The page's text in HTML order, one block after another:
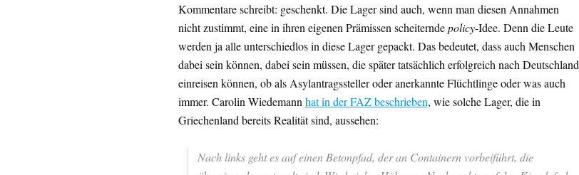
Kommentare schreibt: geschenkt. Die Lager sind auch, wenn man diesen Annahmen
nicht zustimmt, eine in ihren eigenen Prämissen scheiterndepolicy-Idee. Denn die Leute
werden ja alle unterschiedlos in diese Lager gepackt. Das bedeutet, dass auch Menschen
dabei sein können, dabei sein müssen, die später tatsächlich erfolgreich nach Deutschland
einreisen können, ob als Asylantragssteller oder anerkannte Flüchtlinge oder was auch
immer. Carolin Wiedemann hat in der FAZ beschrieben, wie solche Lager, die in
Griechenland bereits Realität sind, aussehen:
Nach links geht es auf einen Betonpfad, der an Containern vorbeiführt, die